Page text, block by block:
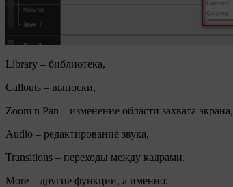
Library – библиотека,
Callouts – выноски,
Zoom n Pan – изменение области захвата экрана,
Audio – редактирование звука,
Transitions – переходы между кадрами,
More – другие функции, а именно: